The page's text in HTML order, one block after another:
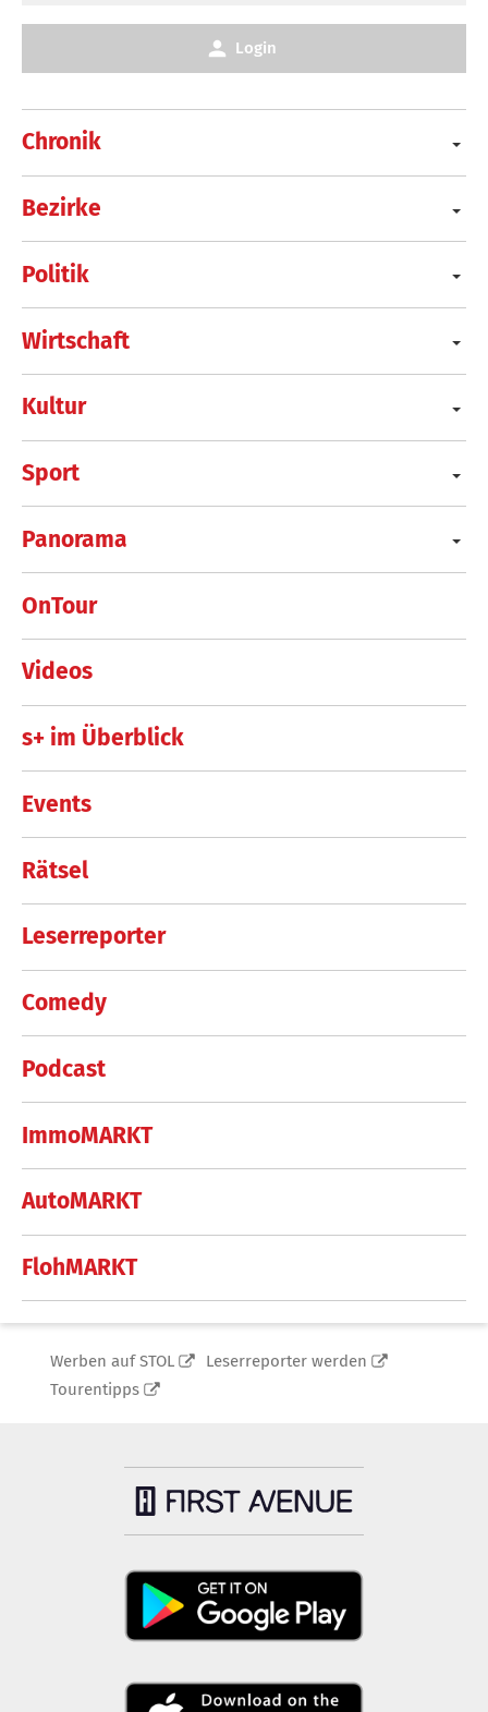
Chronik
Bezirke
Politik
Wirtschaft
Kultur
Sport
Panorama
OnTour
Videos
s+ im Überblick
Events
Rätsel
Leserreporter
Comedy
Podcast
ImmoMARKT
AutoMARKT
FlohMARKT
Login
Werben auf STOL
Leserreporter werden
Tourentipps